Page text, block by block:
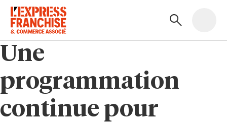
Une
programmation
continue pour